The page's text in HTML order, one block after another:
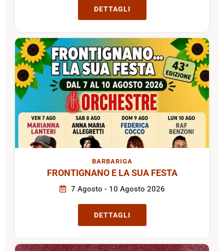
DETTAGLI
BARBARIGA
FRONTIGNANO E LA SUA FESTA
7 Agosto - 10 Agosto 2026
DETTAGLI